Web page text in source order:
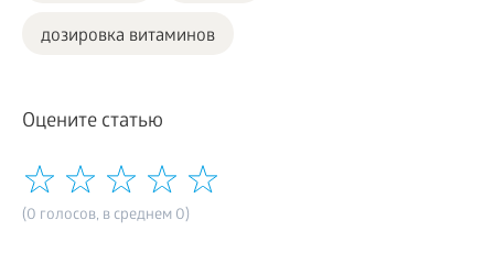
дозировка витаминов
Оцените статью
(0 голосов, в среднем 0)